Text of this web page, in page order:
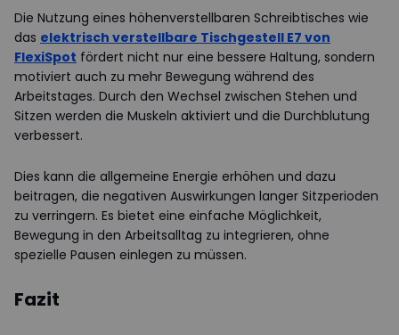
Die Nutzung eines höhenverstellbaren Schreibtisches wie
das elektrisch verstellbare Tischgestell E7 von
FlexiSpot fördert nicht nur eine bessere Haltung, sondern
motiviert auch zu mehr Bewegung während des
Arbeitstages. Durch den Wechsel zwischen Stehen und
Sitzen werden die Muskeln aktiviert und die Durchblutung
verbessert.
Dies kann die allgemeine Energie erhöhen und dazu
beitragen, die negativen Auswirkungen langer Sitzperioden
zu verringern. Es bietet eine einfache Möglichkeit,
Bewegung in den Arbeitsalltag zu integrieren, ohne
spezielle Pausen einlegen zu müssen.
Fazit